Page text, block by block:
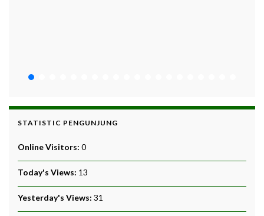
STATISTIC PENGUNJUNG
Online Visitors: 0
Today's Views: 13
Yesterday's Views: 31